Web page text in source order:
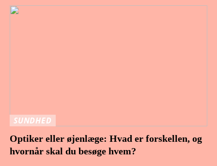
SUNDHED
Optiker eller øjenlæge: Hvad er forskellen, og
hvornår skal du besøge hvem?